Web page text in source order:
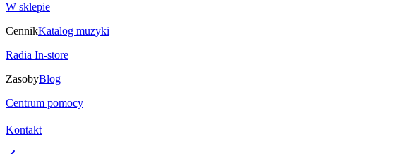
W sklepie
CennikKatalog muzyki
Radia In-store
ZasobyBlog
Centrum pomocy
Kontakt